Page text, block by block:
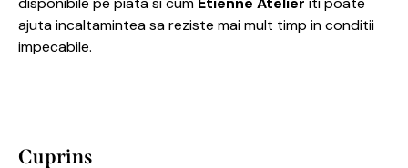
ajuta incaltamintea sa reziste mai mult timp in conditii
impecabile.
Cuprins